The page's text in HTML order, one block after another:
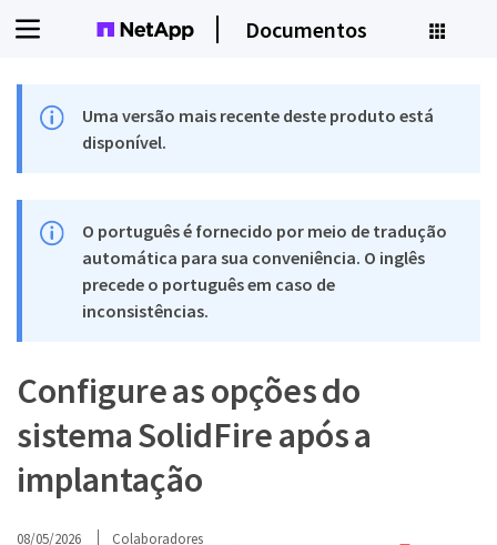
Documentos
Uma versão mais recente deste produto está
disponível.
O português é fornecido por meio de tradução
automática para sua conveniência. O inglês
precede o português em caso de
inconsistências.
Configure as opções do
sistema SolidFire após a
implantação
08/05/2026 Colaboradores